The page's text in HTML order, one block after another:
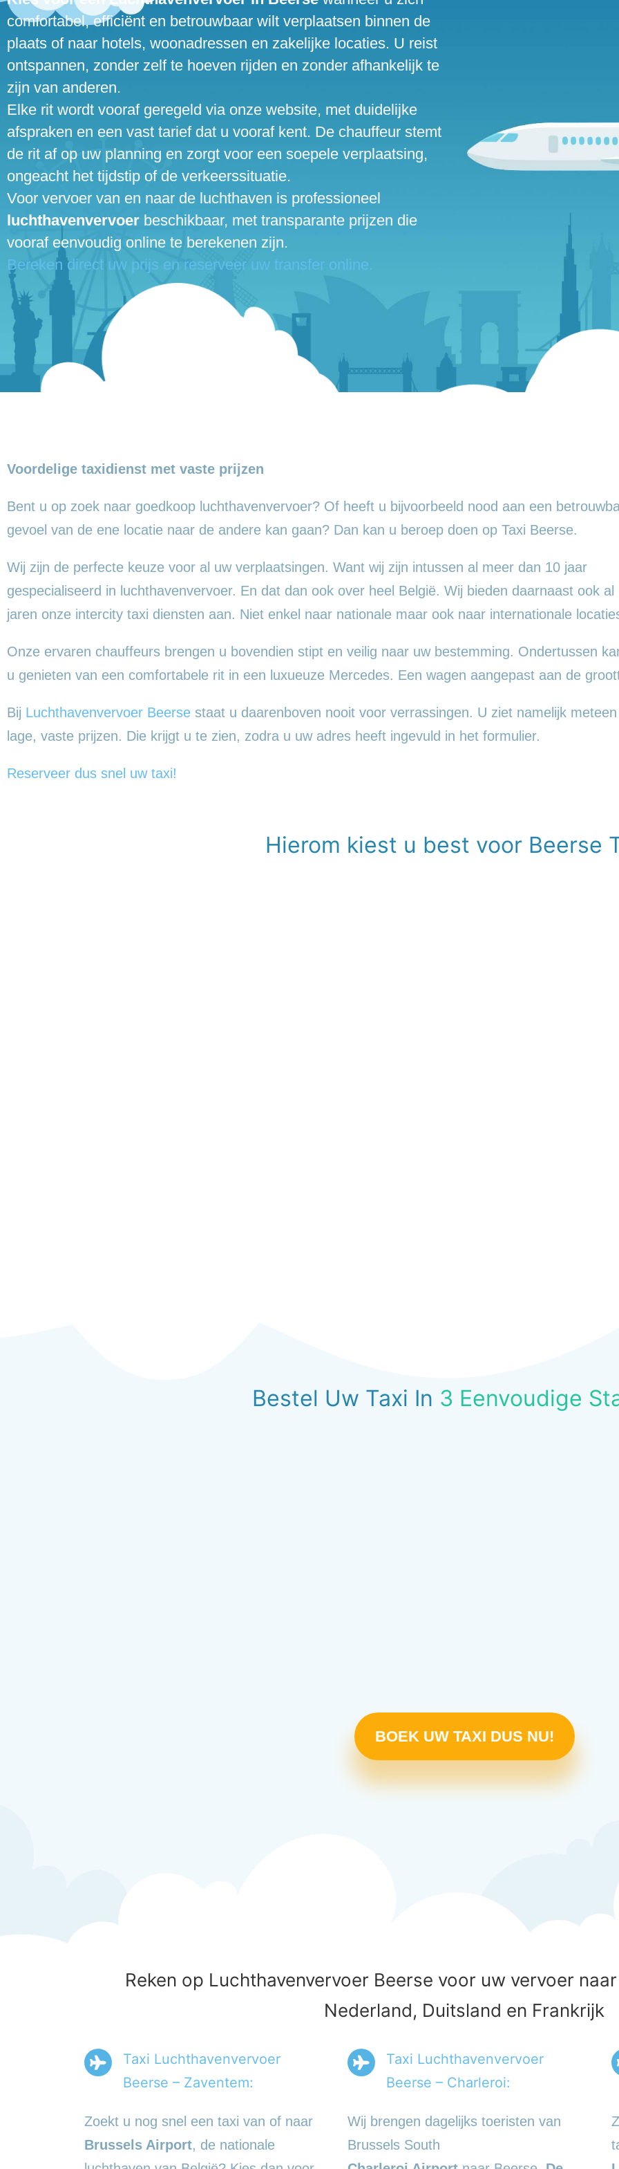
comfortabel, efficiënt en betrouwbaar wilt verplaatsen binnen de
plaats of naar hotels, woonadressen en zakelijke locaties. U reist
ontspannen, zonder zelf te hoeven rijden en zonder afhankelijk te
zijn van anderen.
Elke rit wordt vooraf geregeld via onze website, met duidelijke
afspraken en een vast tarief dat u vooraf kent. De chauffeur stemt
de rit af op uw planning en zorgt voor een soepele verplaatsing,
ongeacht het tijdstip of de verkeerssituatie.
Voor vervoer van en naar de luchthaven is professioneel
luchthavenvervoer beschikbaar, met transparante prijzen die
vooraf eenvoudig online te berekenen zijn.
Bereken direct uw prijs en reserveer uw transfer online.
Voordelige taxidienst met vaste prijzen
Bent u op zoek naar goedkoop luchthavenvervoer? Of heeft u bijvoorbeeld nood aan een
gevoel van de ene locatie naar de andere kan gaan? Dan kan u beroep doen op Taxi Beerse.
Wij zijn de perfecte keuze voor al uw verplaatsingen. Want wij zijn intussen al meer dan 10 jaar
gespecialiseerd in luchthavenvervoer. En dat dan ook over heel België. Wij bieden daarnaast ook al
jaren onze intercity taxi diensten aan. Niet enkel naar nationale maar ook naar internationale
Onze ervaren chauffeurs brengen u bovendien stipt en veilig naar uw bestemming. Ondertussen
u genieten van een comfortabele rit in een luxueuze Mercedes. Een wagen aangepast aan de
Bij Luchthavenvervoer Beerse staat u daarenboven nooit voor verrassingen. U ziet namelijk
lage, vaste prijzen. Die krijgt u te zien, zodra u uw adres heeft ingevuld in het formulier.
Reserveer dus snel uw taxi!
Hierom kiest u best voor Beerse
Bestel Uw Taxi In 3 Eenvoudige
BOEK UW TAXI DUS NU!
Reken op Luchthavenvervoer Beerse voor uw vervoer
Nederland, Duitsland en Frankrijk
Taxi Luchthavenvervoer
Beerse – Zaventem:
Zoekt u nog snel een taxi van of naar
Brussels Airport, de nationale
Taxi Luchthavenvervoer
Beerse – Charleroi:
Wij brengen dagelijks toeristen van
Brussels South